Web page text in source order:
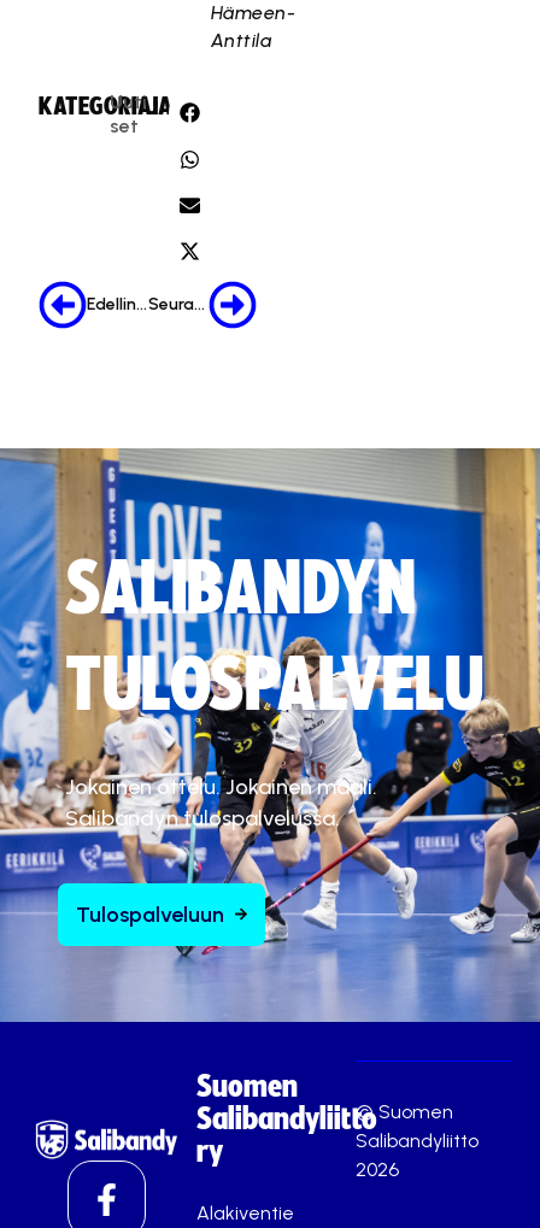
Hämeen-
Anttila
KATEGORIA:
Uuti
set
JAA:
Edellinen Seuraava
SALIBANDYN
TULOSPALVELU
Jokainen ottelu. Jokainen maali.
Salibandyn tulospalvelussa.
Tulospalveluun
Suomen
Salibandyliitto
ry
Alakiventie
© Suomen
Salibandyliitto
2026